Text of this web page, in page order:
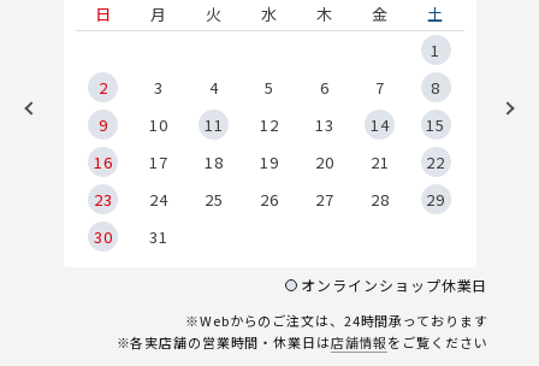
日
月 火 水 木 金
土
1
2
3 4 5 6 7
8
9
10 11 12 13 14
15
16
17 18 19 20 21
22
23
24 25 26 27 28
29
30
31
オンラインショップ休業日
※Webからのご注文は、24時間承っております
※各実店舗の営業時間・休業日は店舗情報をご覧ください